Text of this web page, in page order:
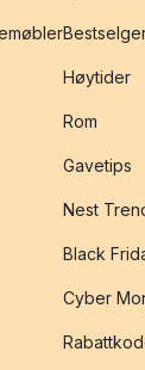
Høytider
Rom
Gavetips
Nest
Black
Cyber